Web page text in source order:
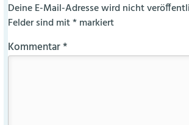
Deine E-Mail-Adresse wird nicht
Felder sind mit*markiert
Kommentar*